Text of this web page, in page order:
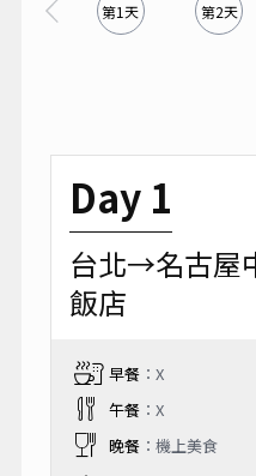
第1天 第2天
Day 1
台北→名古屋
飯店
早餐：X
午餐：X
晚餐：機上美食